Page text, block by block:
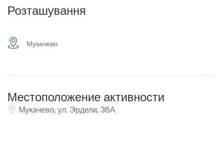
Розташування
Мукачево
Местоположение активности
Мукачево, ул. Эрдели, 36А